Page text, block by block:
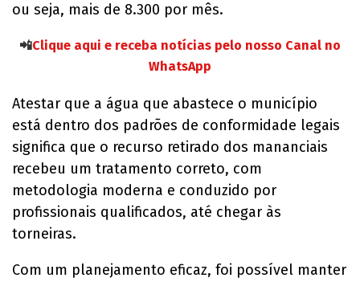
ou seja, mais de 8.300 por mês.
📲Clique aqui e receba notícias pelo nosso Canal no
WhatsApp
Atestar que a água que abastece o município
está dentro dos padrões de conformidade legais
significa que o recurso retirado dos mananciais
recebeu um tratamento correto, com
metodologia moderna e conduzido por
profissionais qualificados, até chegar às
torneiras.
Com um planejamento eficaz, foi possível manter